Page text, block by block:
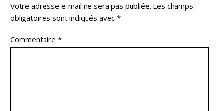
Votre adresse e-mail ne sera pas publiée. Les champs
obligatoires sont indiqués avec *
Commentaire *